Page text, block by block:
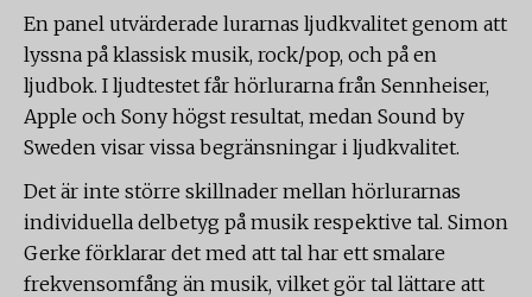
En panel utvärderade lurarnas ljudkvalitet genom att
lyssna på klassisk musik, rock/pop, och på en
ljudbok. I ljudtestet får hörlurarna från Sennheiser,
Apple och Sony högst resultat, medan Sound by
Sweden visar vissa begränsningar i ljudkvalitet.
Det är inte större skillnader mellan hörlurarnas
individuella delbetyg på musik respektive tal. Simon
Gerke förklarar det med att tal har ett smalare
frekvensomfång än musik, vilket gör tal lättare att